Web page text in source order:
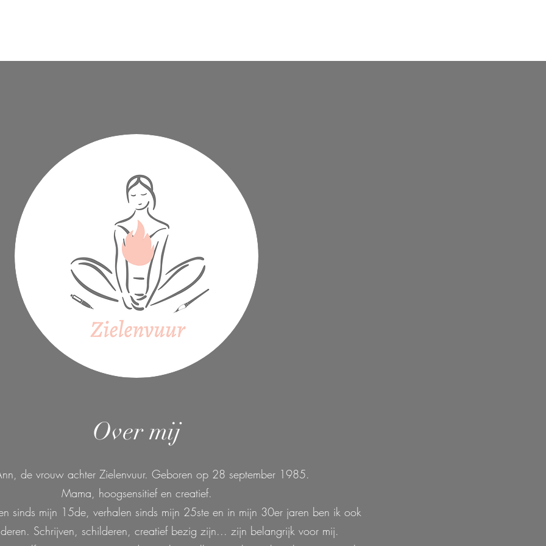
Over mij
de vrouw achter Zielenvuur. Geboren op 28 september 1985.
Mama, hoogsensitief en creatief.
sinds mijn 15de, verhalen sinds mijn 25ste en in mijn 30er jaren ben ik ook
Schrijven, schilderen, creatief bezig zijn... zijn belangrijk voor mij.